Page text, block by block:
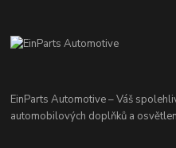
EinParts Automotive – Váš
automobilových doplňků a